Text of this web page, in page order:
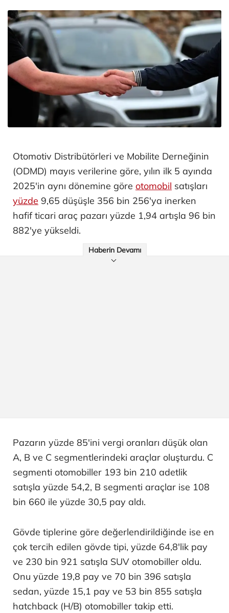
Otomotiv Distribütörleri ve Mobilite Derneğinin
(ODMD) mayıs verilerine göre, yılın ilk 5 ayında
2025'in aynı dönemine göre otomobil satışları
yüzde 9,65 düşüşle 356 bin 256'ya inerken
hafif ticari araç pazarı yüzde 1,94 artışla 96 bin
882'ye yükseldi.
Haberin Devamı
Pazarın yüzde 85'ini vergi oranları düşük olan
A, B ve C segmentlerindeki araçlar oluşturdu. C
segmenti otomobiller 193 bin 210 adetlik
satışla yüzde 54,2, B segmenti araçlar ise 108
bin 660 ile yüzde 30,5 pay aldı.
Gövde tiplerine göre değerlendirildiğinde ise en
çok tercih edilen gövde tipi, yüzde 64,8'lik pay
ve 230 bin 921 satışla SUV otomobiller oldu.
Onu yüzde 19,8 pay ve 70 bin 396 satışla
sedan, yüzde 15,1 pay ve 53 bin 855 satışla
hatchback (H/B) otomobiller takip etti.